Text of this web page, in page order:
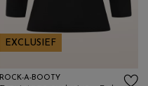
EXCLUSIEF
ROCK-A-BOOTY